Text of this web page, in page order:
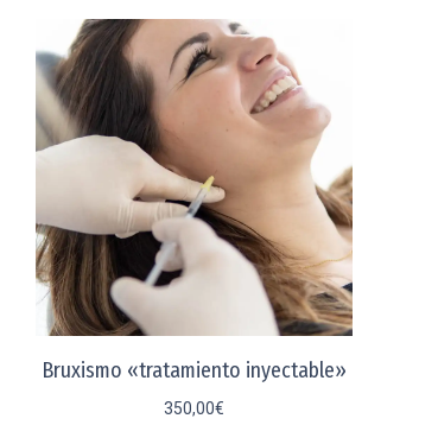
Bruxismo «tratamiento inyectable»
350,00€